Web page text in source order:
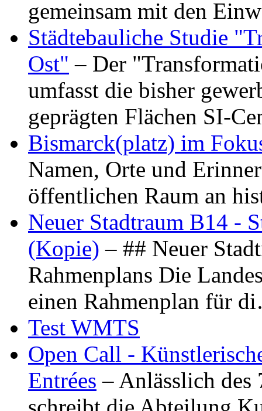
gemeinsam mit den
Städtebauliche Studie
Ost" – Der
umfasst die bisher
geprägten Flächen SI-
Bismarck(platz) im
Namen, Orte und
öffentlichen Raum an
Neuer Stadtraum B14 -
(Kopie) – ## Neuer
Rahmenplans Die
einen Rahmenplan für
Test WMTS
Open Call -
Entrées – Anlässlich